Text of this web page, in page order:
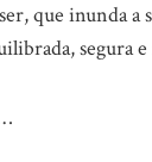
que inunda a
segura